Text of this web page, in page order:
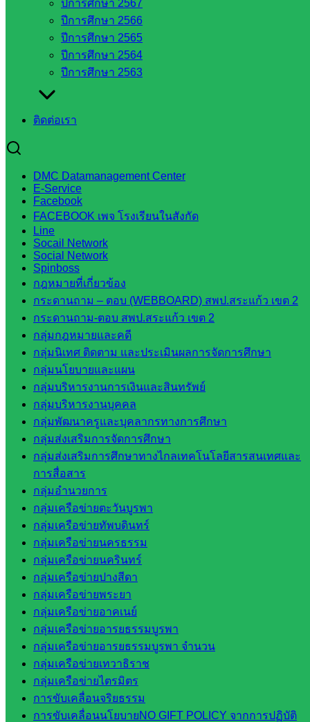
ปีการศึกษา 2567
ปีการศึกษา 2566
ปีการศึกษา 2565
ปีการศึกษา 2564
ปีการศึกษา 2563
ติดต่อเรา
DMC Datamanagement Center
E-Service
Facebook
FACEBOOK เพจ โรงเรียนในสังกัด
Line
Socail Network
Social Network
Spinboss
กฎหมายที่เกี่ยวข้อง
กระดานถาม – ตอบ (WEBBOARD) สพป.สระแก้ว เขต 2
กระดานถาม-ตอบ สพป.สระแก้ว เขต 2
กลุ่มกฎหมายและคดี
กลุ่มนิเทศ ติดตาม และประเมินผลการจัดการศึกษา
กลุ่มนโยบายและแผน
กลุ่มบริหารงานการเงินและสินทรัพย์
กลุ่มบริหารงานบุคคล
กลุ่มพัฒนาครูและบุคลากรทางการศึกษา
กลุ่มส่งเสริมการจัดการศึกษา
กลุ่มส่งเสริมการศึกษาทางไกลเทคโนโลยีสารสนเทศและ
การสื่อสาร
กลุ่มอำนวยการ
กลุ่มเครือข่ายตะวันบูรพา
กลุ่มเครือข่ายทัพบดินทร์
กลุ่มเครือข่ายนครธรรม
กลุ่มเครือข่ายนครินทร์
กลุ่มเครือข่ายปางสีดา
กลุ่มเครือข่ายพระยา
กลุ่มเครือข่ายอาคเนย์
กลุ่มเครือข่ายอารยธรรมบูรพา
กลุ่มเครือข่ายอารยธรรมบูรพา จำนวน
กลุ่มเครือข่ายเทวาธิราช
กลุ่มเครือข่ายไตรมิตร
การขับเคลื่อนจริยธรรม
การขับเคลื่อนนโยบายNO GIFT POLICY จากการปฏิบัติ
จังหวัด
สระแก้ว
สำนักงาน
ส.ก.ส.ค.
จังหวัด
สระแก้ว
สพป.
เขต 2
โรงเรียน
ในสังกัด
สพป.สระแก้ว
เขต 1
โรงเรียน
ในสังกัด
สพป.สระแก้ว
เขต 2
วิทยาลัย
เทคนิค
สระแก้ว
วิทยาลัย
เทคนิค
วังน้ำเย็น
กศน.สระแก้ว
เว็บไซต์
กลุ่มงาน
ใน
สำนักงาน
กลุ่
มอำนวย
การ
กลุ่ม
บริหาร
งานงาน
เงินและ
สินทรัพย์